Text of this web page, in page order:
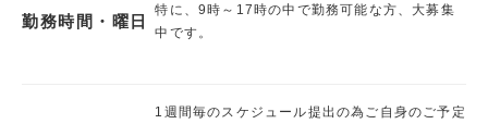
勤務時間・曜日
特に、9時～17時の中で勤務可能な方、大募集
中です。
1週間毎のスケジュール提出の為ご自身のご予定